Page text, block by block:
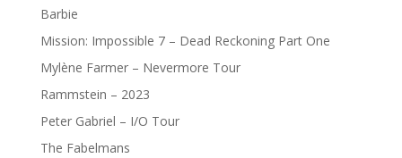
Barbie
Mission: Impossible 7 – Dead Reckoning Part One
Mylène Farmer – Nevermore Tour
Rammstein – 2023
Peter Gabriel – I/O Tour
The Fabelmans